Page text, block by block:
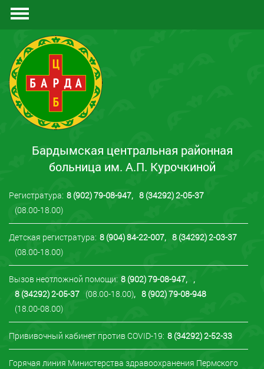
Контакты
Бардымская центральная районная
больница им. А.П. Курочкиной
Регистратура: 8 (902) 79-08-947, 8 (34292) 2-05-37
(08.00-18.00)
Детская регистратура: 8 (904) 84-22-007, 8 (34292) 2-03-37
(08.00-18.00)
Вызов неотложной помощи: 8 (902) 79-08-947, ,
8 (34292) 2-05-37 (08.00-18.00), 8 (902) 79-08-948
(18.00-08.00)
Прививочный кабинет против COVID-19: 8 (34292) 2-52-33
Горячая линия Министерства здравоохранения Пермского